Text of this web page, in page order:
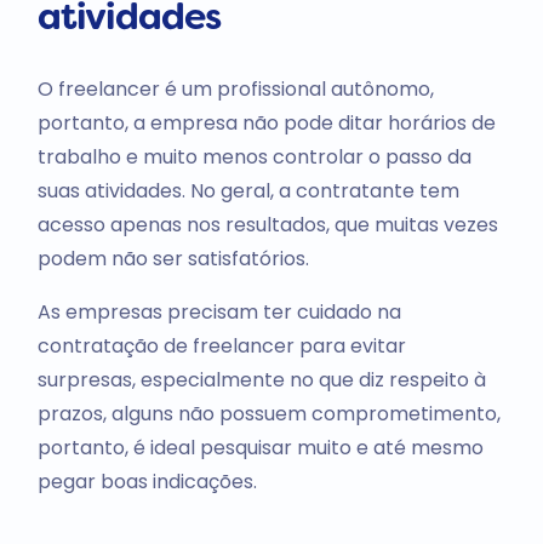
atividades
O freelancer é um profissional autônomo,
portanto, a empresa não pode ditar horários de
trabalho e muito menos controlar o passo da
suas atividades. No geral, a contratante tem
acesso apenas nos resultados, que muitas vezes
podem não ser satisfatórios.
As empresas precisam ter cuidado na
contratação de freelancer para evitar
surpresas, especialmente no que diz respeito à
prazos, alguns não possuem comprometimento,
portanto, é ideal pesquisar muito e até mesmo
pegar boas indicações.